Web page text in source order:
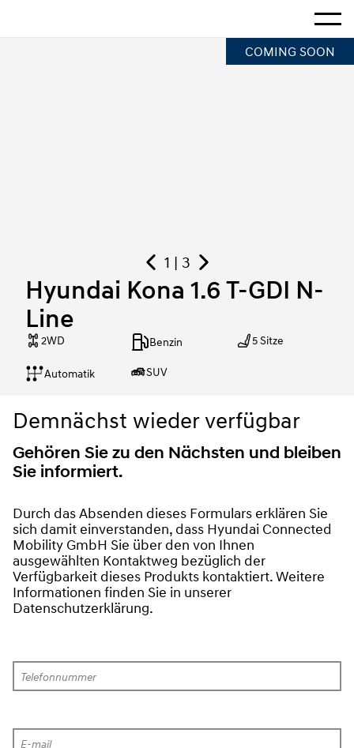
Mehr
1 | 3
COMING SOON
Hyundai Kona 1.6 T-GDI N-
Line
2WD Benzin 5 Sitze
Automatik SUV
Demnächst wieder verfügbar
Gehören Sie zu den Nächsten und bleiben
Sie informiert.
Durch das Absenden dieses Formulars erklären Sie
sich damit einverstanden, dass Hyundai Connected
Mobility GmbH Sie über den von Ihnen
ausgewählten Kontaktweg bezüglich der
Verfügbarkeit dieses Produkts kontaktiert. Weitere
Informationen finden Sie in unserer
Datenschutzerklärung.
Telefonnummer
E-mail